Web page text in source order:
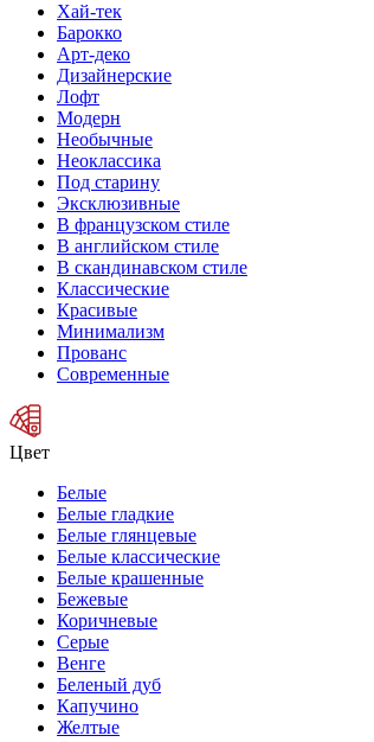
Хай-тек
Барокко
Арт-деко
Дизайнерские
Лофт
Модерн
Необычные
Неоклассика
Под старину
Эксклюзивные
В французском стиле
В английском стиле
В скандинавском стиле
Классические
Красивые
Минимализм
Прованс
Современные
Цвет
Белые
Белые гладкие
Белые глянцевые
Белые классические
Белые крашенные
Бежевые
Коричневые
Серые
Венге
Беленый дуб
Капучино
Желтые